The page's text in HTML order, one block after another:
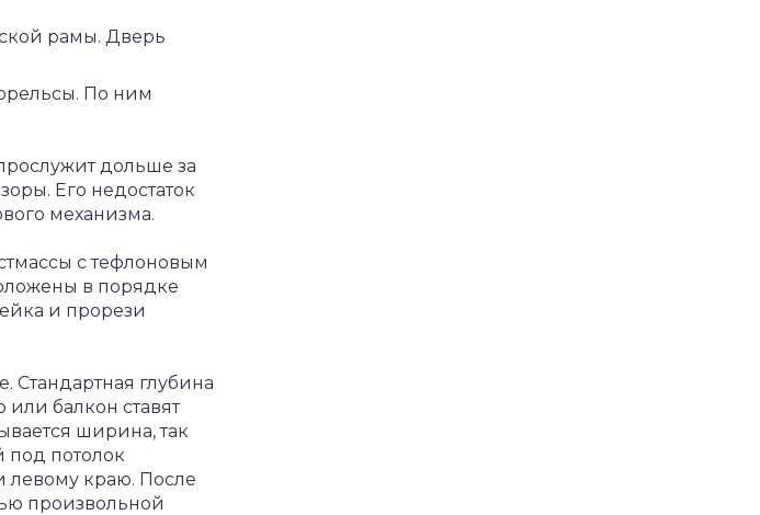
рамы. Дверь
По ним
дольше за
Его недостаток
механизма.
с тефлоновым
в порядке
и прорези
глубина
или балкон ставят
ширина, так
под потолок
левому краю. После
произвольной